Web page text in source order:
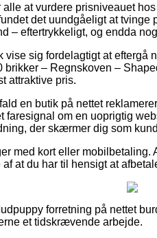
at vurdere prisniveauet
det uundgåeligt at
– eftertrykkeligt, og endda
sig fordelagtigt at eftergå
– Regnskoven –
attraktive pris.
en butik på nettet
faresignal om en uoprigtig
der skærmer dig som
med kort eller mobilbetaling.
at du har til hensigt at
forretning på nettet
et tidskrævende arbejde.